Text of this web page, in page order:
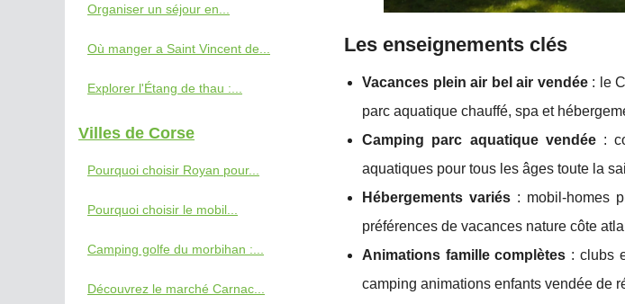
Les enseignements clés
Vacances plein air bel air vendée: le
parc aquatique chauffé, spa et
Camping parc aquatique vendée:
aquatiques pour tous les âges toute la
Hébergements variés: mobil-homes
préférences de vacances nature côte
Animations famille complètes : clubs
camping animations enfants vendée de
Organiser un séjour en...
Où manger a Saint Vincent de...
Explorer l'Étang de thau :...
Villes de Corse
Pourquoi choisir Royan pour...
Pourquoi choisir le mobil...
Camping golfe du morbihan :...
Découvrez le marché Carnac...